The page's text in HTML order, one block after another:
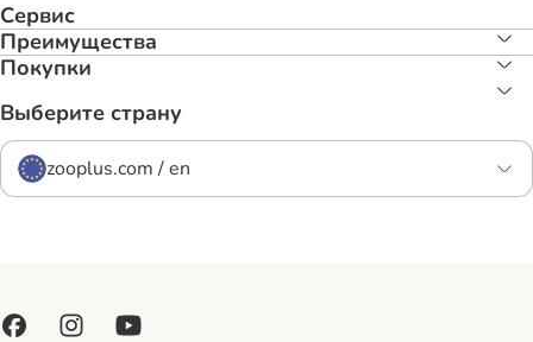
Сервис
Преимуществa
Покупки
Выберите страну
zooplus.com / en